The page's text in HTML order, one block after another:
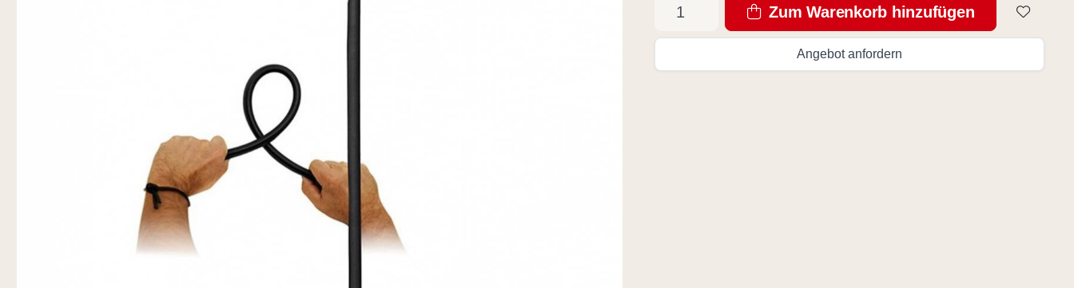
Zum Warenkorb hinzufügen
Angebot anfordern